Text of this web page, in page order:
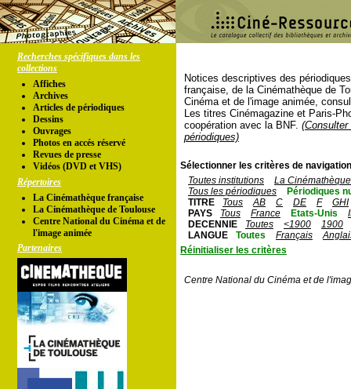
Recherches spécifiques dans les
collections
Affiches
Archives
Articles de périodiques
Dessins
Ouvrages
Photos en accés réservé
Revues de presse
Vidéos (DVD et VHS)
Répertoires
La Cinémathèque française
La Cinémathèque de Toulouse
Centre National du Cinéma et de
l'image animée
Partenaires
Notices descriptives des
française, de la Cinémathèque de
Cinéma et de l'image animée,
Les titres Cinémagazine et Paris-
coopération avec la BNF.
périodiques)
Sélectionner les critères de
Toutes institutions
La
Tous les périodiques
Périodiques
TITRE
Tous AB C DE F
GHI
PAYS
Tous France Etats-Unis
DECENNIE
Toutes <1900
1900
LANGUE
Toutes Français
Réinitialiser les critères
Centre National du Cinéma et de